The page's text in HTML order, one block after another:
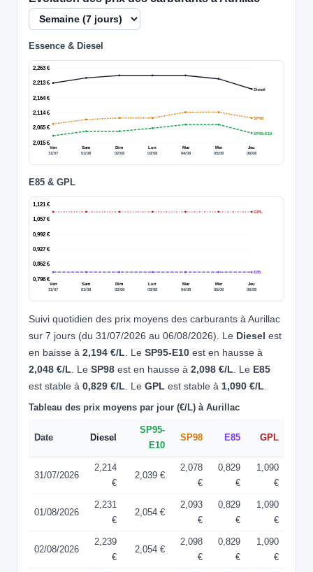
Essence & Diesel
2,015 €
2,065 €
2,114 €
2,164 €
2,213 €
2,263 €
Ven
31/07
Sam
01/08
Dim
02/08
Lun
03/08
Mar
04/08
Mer
05/08
Jeu
06/08
Diesel
SP95-E10
SP98
E85 & GPL
0,798 €
0,862 €
0,927 €
0,992 €
1,057 €
1,121 €
Ven
31/07
Sam
01/08
Dim
02/08
Lun
03/08
Mar
04/08
Mer
05/08
Jeu
06/08
E85
GPL
Suivi quotidien des prix moyens des carburants à Aurillac
sur 7 jours (du 31/07/2026 au 06/08/2026). Le Diesel est
en baisse à 2,194 €/L. Le SP95-E10 est en hausse à
2,048 €/L. Le SP98 est en hausse à 2,098 €/L. Le E85
est stable à 0,829 €/L. Le GPL est stable à 1,090 €/L.
Tableau des prix moyens par jour (€/L) à Aurillac
Date Diesel
SP95-
E10
SP98 E85 GPL
31/07/2026
2,214
€
2,039 €
2,078
€
0,829
€
1,090
€
01/08/2026
2,231
€
2,054 €
2,093
€
0,829
€
1,090
€
02/08/2026
2,239
€
2,054 €
2,098
€
0,829
€
1,090
€